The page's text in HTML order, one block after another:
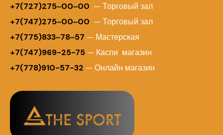
+7(727)275‒00‒00 — Торговый зал
+7(747)275‒00‒00 — Торговый зал
+7(775)833‒78‒57 — Мастерская
+7(747)969-25-75 — Каспи магазин
+7(778)910-57-32 — Онлайн магазин